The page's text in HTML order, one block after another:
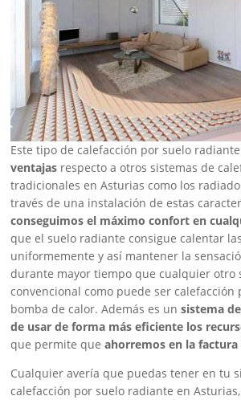
Este tipo de calefacción por suelo
ventajas respecto a otros sistemas de
tradicionales en Asturias como los
través de una instalación de estas
conseguimos el máximo confort en
que el suelo radiante consigue calentar
uniformemente y así mantener la
durante mayor tiempo que cualquier otro
convencional como puede ser calefacción
bomba de calor. Además es unsistema
de usar de forma más eficiente los
que permite queahorremos en la
Cualquier avería que puedas tener en tu
calefacción por suelo radiante en